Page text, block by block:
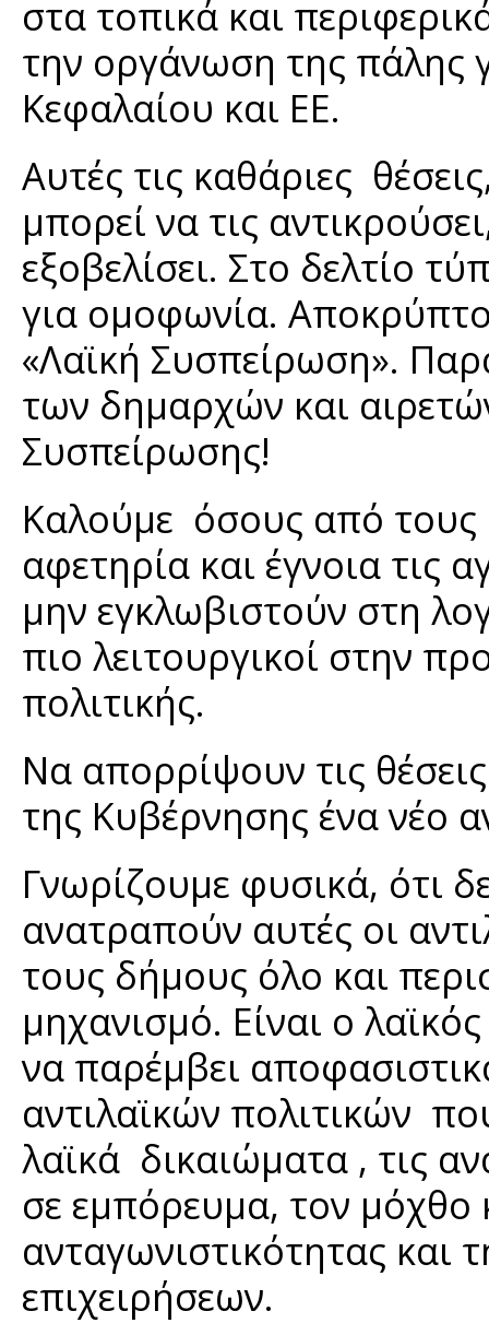
στα τοπικά και
την οργάνωση της πάλης
Κεφαλαίου και ΕΕ.
Αυτές τις καθάριες
μπορεί να τις
εξοβελίσει. Στο δελτίο
για ομοφωνία.
«Λαϊκή Συσπείρωση».
των δημαρχών και
Συσπείρωσης!
Καλούμε όσους από τους
αφετηρία και έγνοια τις
μην εγκλωβιστούν στη
πιο λειτουργικοί στην
πολιτικής.
Να απορρίψουν τις
της Κυβέρνησης ένα νέο
Γνωρίζουμε φυσικά, ότι
ανατραπούν αυτές οι
τους δήμους όλο και
μηχανισμό. Είναι ο
να παρέμβει
αντιλαϊκών πολιτικών
λαϊκά δικαιώματα , τις
σε εμπόρευμα, τον
ανταγωνιστικότητας και
επιχειρήσεων.